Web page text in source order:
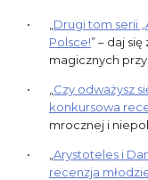
Drugi tom serii
Polsce!” – daj
magicznych
Czy odważysz
konkursowa
mrocznej i
Arystoteles i
recenzja